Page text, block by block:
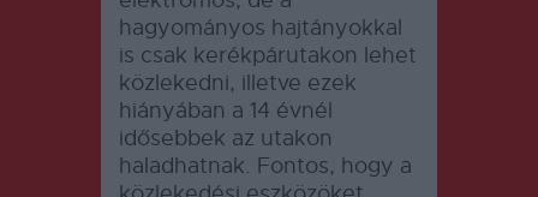
hagyományos hajtányokkal
is csak kerékpárutakon lehet
közlekedni, illetve ezek
hiányában a 14 évnél
idősebbek az utakon
haladhatnak. Fontos, hogy a